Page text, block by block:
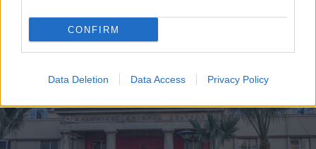
CONFIRM
Data Deletion Data Access Privacy Policy